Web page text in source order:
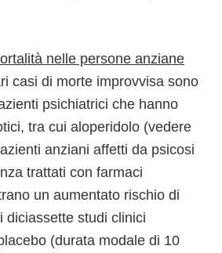
nelle persone anziane
casi di morte improvvisa sono
psichiatrici che hanno
tra cui aloperidolo (vedere
anziani affetti da psicosi
trattati con farmaci
un aumentato rischio di
diciassette studi clinici
(durata modale di 10